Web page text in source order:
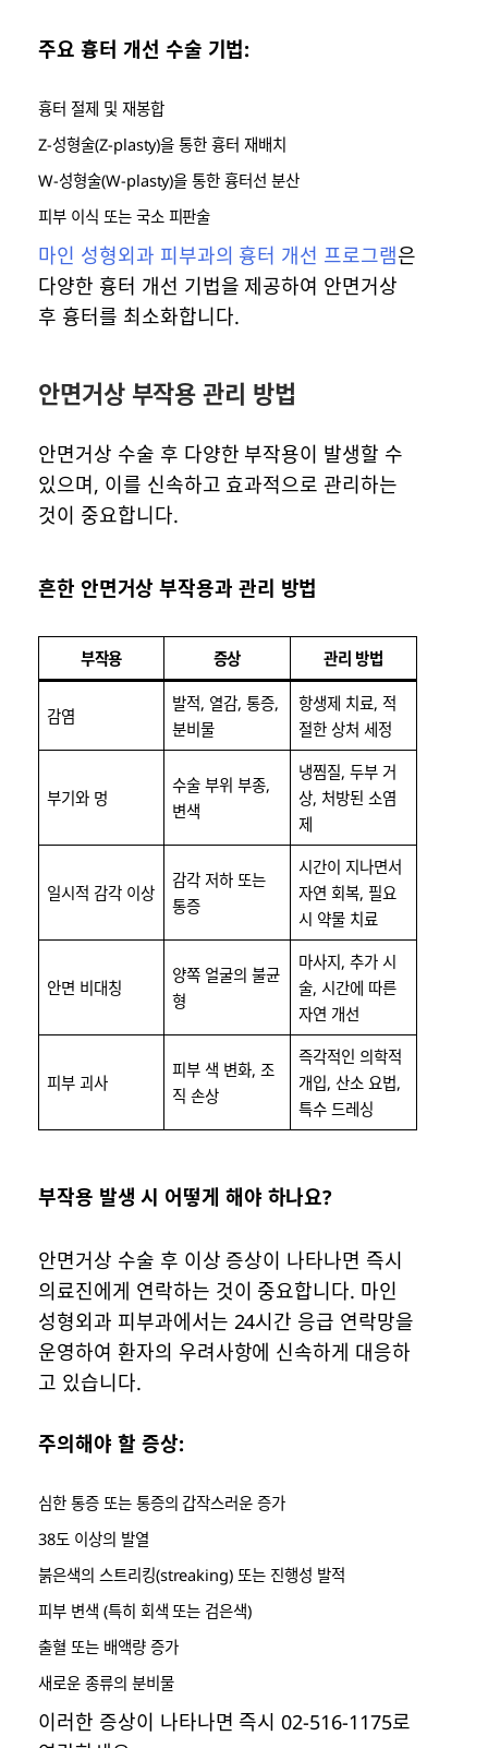
주요 흉터 개선 수술 기법:
흉터 절제 및 재봉합
Z-성형술(Z-plasty)을 통한 흉터 재배치
W-성형술(W-plasty)을 통한 흉터선 분산
피부 이식 또는 국소 피판술
마인 성형외과 피부과의 흉터 개선 프로그램은
다양한 흉터 개선 기법을 제공하여 안면거상
후 흉터를 최소화합니다.
안면거상 부작용 관리 방법
안면거상 수술 후 다양한 부작용이 발생할 수
있으며, 이를 신속하고 효과적으로 관리하는
것이 중요합니다.
흔한 안면거상 부작용과 관리 방법
부작용 증상 관리 방법
감염
발적, 열감, 통증,
분비물
항생제 치료, 적
절한 상처 세정
부기와 멍
수술 부위 부종,
변색
냉찜질, 두부 거
상, 처방된 소염
제
일시적 감각 이상
감각 저하 또는
통증
시간이 지나면서
자연 회복, 필요
시 약물 치료
안면 비대칭
양쪽 얼굴의 불균
형
마사지, 추가 시
술, 시간에 따른
자연 개선
피부 괴사
피부 색 변화, 조
직 손상
즉각적인 의학적
개입, 산소 요법,
특수 드레싱
부작용 발생 시 어떻게 해야 하나요?
안면거상 수술 후 이상 증상이 나타나면 즉시
의료진에게 연락하는 것이 중요합니다. 마인
성형외과 피부과에서는 24시간 응급 연락망을
운영하여 환자의 우려사항에 신속하게 대응하
고 있습니다.
주의해야 할 증상:
심한 통증 또는 통증의 갑작스러운 증가
38도 이상의 발열
붉은색의 스트리킹(streaking) 또는 진행성 발적
피부 변색 (특히 회색 또는 검은색)
출혈 또는 배액량 증가
새로운 종류의 분비물
이러한 증상이 나타나면 즉시 02-516-1175로